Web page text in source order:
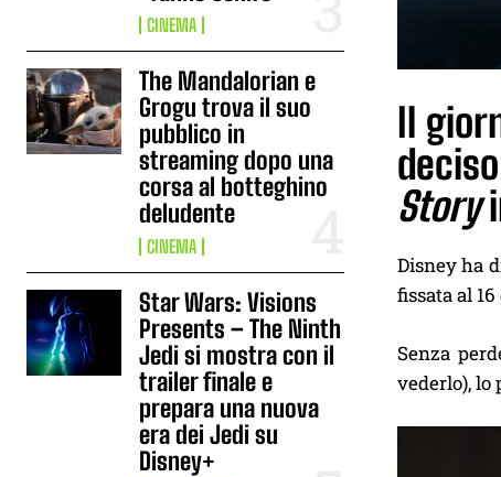
CINEMA
The Mandalorian e
Grogu trova il suo
pubblico in
streaming dopo una
corsa al botteghino
deludente
CINEMA
Star Wars: Visions
Presents – The Ninth
Jedi si mostra con il
trailer finale e
prepara una nuova
era dei Jedi su
Disney+
Il
Story
Disney ha
fissata al
Senza
vederlo), lo